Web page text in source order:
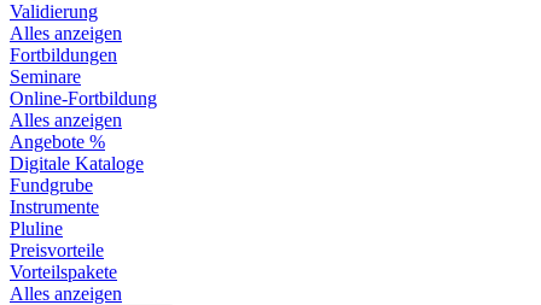
Validierung
Alles anzeigen
Fortbildungen
Seminare
Online-Fortbildung
Alles anzeigen
Angebote %
Digitale Kataloge
Fundgrube
Instrumente
Pluline
Preisvorteile
Vorteilspakete
Alles anzeigen